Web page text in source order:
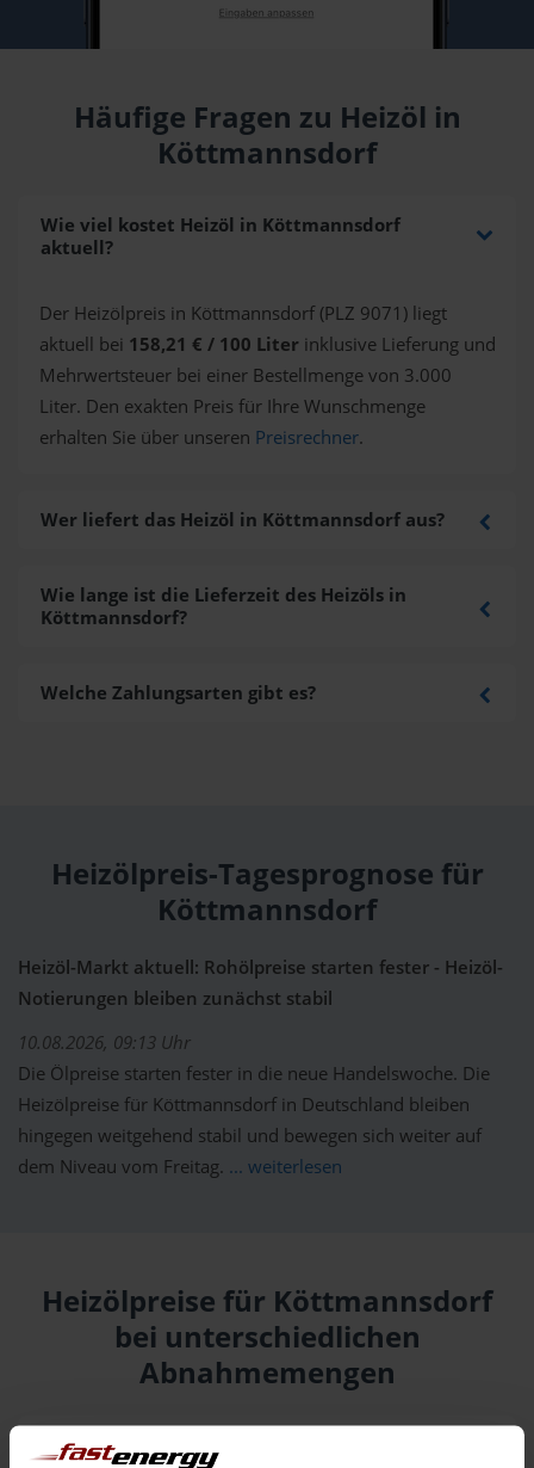
Häufige Fragen zu Heizöl in
Köttmannsdorf
Wie viel kostet Heizöl in Köttmannsdorf
aktuell?
Der Heizölpreis in Köttmannsdorf (PLZ 9071) liegt
aktuell bei 158,21 € / 100 Liter inklusive Lieferung und
Mehrwertsteuer bei einer Bestellmenge von 3.000
Liter. Den exakten Preis für Ihre Wunschmenge
erhalten Sie über unseren Preisrechner.
Wer liefert das Heizöl in Köttmannsdorf aus?
Wie lange ist die Lieferzeit des Heizöls in
Köttmannsdorf?
Welche Zahlungsarten gibt es?
Heizölpreis-Tagesprognose für
Köttmannsdorf
Heizöl-Markt aktuell: Rohölpreise starten fester - Heizöl-
Notierungen bleiben zunächst stabil
10.08.2026, 09:13 Uhr
Die Ölpreise starten fester in die neue Handelswoche. Die
Heizölpreise für Köttmannsdorf in Deutschland bleiben
hingegen weitgehend stabil und bewegen sich weiter auf
dem Niveau vom Freitag. ... weiterlesen
Heizölpreise für Köttmannsdorf
bei unterschiedlichen
Abnahmemengen
Menge